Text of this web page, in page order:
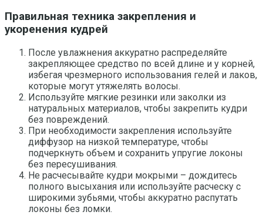
Правильная техника закрепления и
укоренения кудрей
После увлажнения аккуратно распределяйте
закрепляющее средство по всей длине и у корней,
избегая чрезмерного использования гелей и лаков,
которые могут утяжелять волосы.
Используйте мягкие резинки или заколки из
натуральных материалов, чтобы закрепить кудри
без повреждений.
При необходимости закрепления используйте
диффузор на низкой температуре, чтобы
подчеркнуть объем и сохранить упругие локоны
без пересушивания.
Не расчесывайте кудри мокрыми – дождитесь
полного высыхания или используйте расческу с
широкими зубьями, чтобы аккуратно распутать
локоны без ломки.